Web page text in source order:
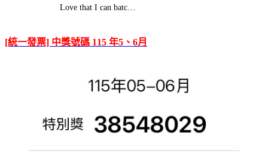
Love that I can batc…
[統一發票] 中獎號碼 115 年5、6月